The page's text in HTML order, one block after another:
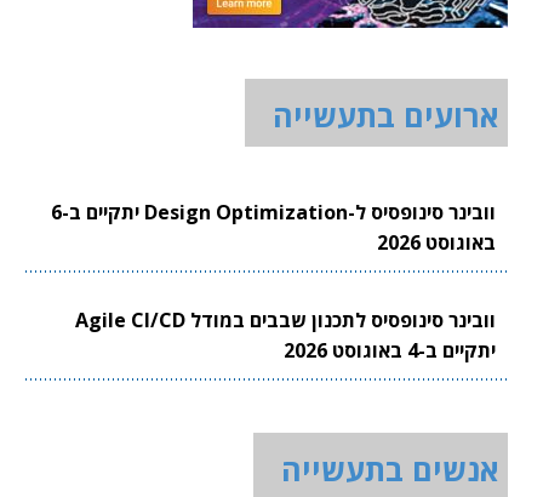
ארועים בתעשייה
וובינר סינופסיס ל-Design Optimization יתקיים ב-6
באוגוסט 2026
וובינר סינופסיס לתכנון שבבים במודל Agile CI/CD
יתקיים ב-4 באוגוסט 2026
אנשים בתעשייה